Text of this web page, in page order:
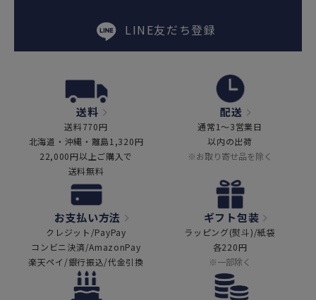
LINE友だち登録
送料
送料770円
北海道・沖縄・離島1,320円
22,000円以上ご購入で
送料無料
配送
通常1～3営業日
以内の出荷
※お取り寄せ品を除く
お支払い方法
クレジット/PayPay
コンビニ決済/AmazonPay
楽天ペイ/銀行振込/代金引換
ギフト包装
ラッピング(熨斗)/紙袋
各220円
※一部除く